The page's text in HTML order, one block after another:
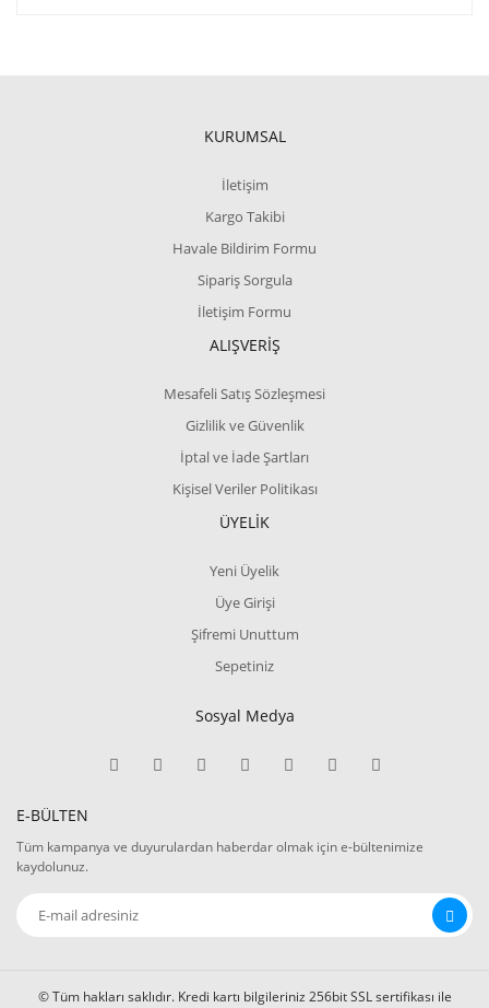
KURUMSAL
İletişim
Kargo Takibi
Havale Bildirim Formu
Sipariş Sorgula
İletişim Formu
ALIŞVERİŞ
Mesafeli Satış Sözleşmesi
Gizlilik ve Güvenlik
İptal ve İade Şartları
Kişisel Veriler Politikası
ÜYELİK
Yeni Üyelik
Üye Girişi
Şifremi Unuttum
Sepetiniz
Sosyal Medya
E-BÜLTEN
Tüm kampanya ve duyurulardan haberdar olmak için e-bültenimize
kaydolunuz.
© Tüm hakları saklıdır. Kredi kartı bilgileriniz 256bit SSL sertifikası ile